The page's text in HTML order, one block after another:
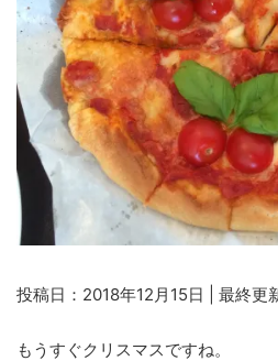
投稿日：2018年12月15日 | 最終更
もうすぐクリスマスですね。